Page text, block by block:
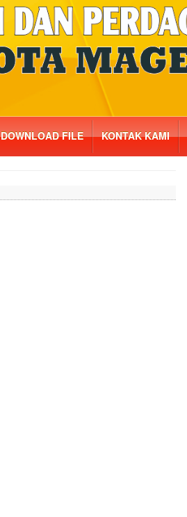
DOWNLOAD FILE KONTAK KAMI